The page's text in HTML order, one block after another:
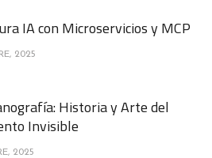
IA con Microservicios y MCP
2025
Historia y Arte del
Invisible
2025